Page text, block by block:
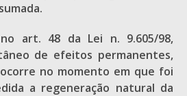
art. 48 da Lei n. 9.605/98,
de efeitos permanentes,
no momento em que foi
a regeneração natural da